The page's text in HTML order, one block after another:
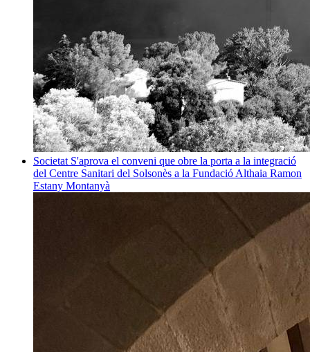
Societat S'aprova el conveni que obre la porta a la integració
del Centre Sanitari del Solsonès a la Fundació Althaia Ramon
Estany Montanyà